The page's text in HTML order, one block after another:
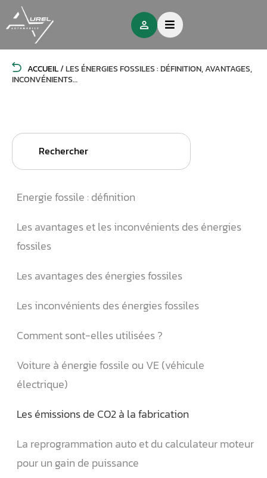
ACCUEIL/LES ÉNERGIES FOSSILES : DÉFINITION, AVANTAGES,
INCONVÉNIENTS…
Search
Energie fossile : définition
Les avantages et les inconvénients des énergies
fossiles
Les avantages des énergies fossiles
Les inconvénients des énergies fossiles
Comment sont-elles utilisées ?
Voiture à énergie fossile ou VE (véhicule
électrique)
Les émissions de CO2 à la fabrication
La reprogrammation auto et du calculateur moteur
pour un gain de puissance